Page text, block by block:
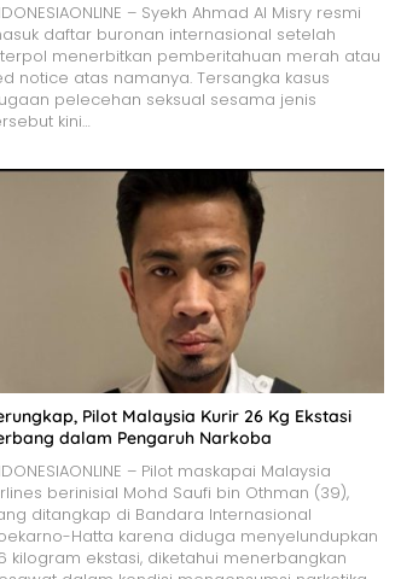
– Syekh Ahmad Al Misry resmi
daftar buronan internasional setelah
menerbitkan pemberitahuan merah atau
notice atas namanya. Tersangka kasus
pelecehan seksual sesama jenis
kini…
Pilot Malaysia Kurir 26 Kg Ekstasi
dalam Pengaruh Narkoba
– Pilot maskapai Malaysia
berinisial Mohd Saufi bin Othman (39),
ditangkap di Bandara Internasional
Hatta karena diduga menyelundupkan
kilogram ekstasi, diketahui menerbangkan